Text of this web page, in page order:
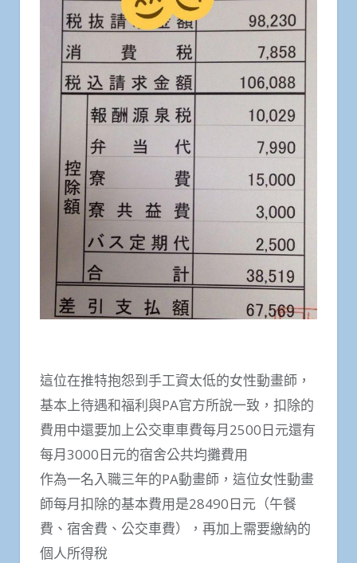
這位在推特抱怨到手工資太低的女性動畫師，
基本上待遇和福利與PA官方所說一致，扣除的
費用中還要加上公交車車費每月2500日元還有
每月3000日元的宿舍公共均攤費用
作為一名入職三年的PA動畫師，這位女性動畫
師每月扣除的基本費用是28490日元（午餐
費、宿舍費、公交車費），再加上需要繳納的
個人所得稅